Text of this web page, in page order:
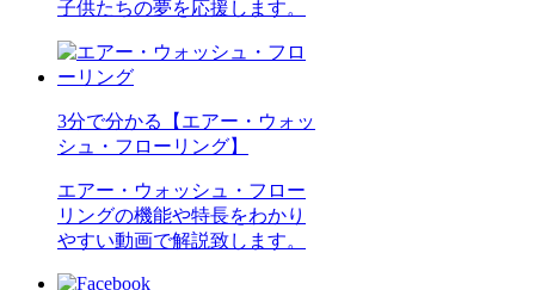
子供たちの夢を応援します。
3分で分かる【エアー・ウォッ
シュ・フローリング】
エアー・ウォッシュ・フロー
リングの機能や特長をわかり
やすい動画で解説致します。